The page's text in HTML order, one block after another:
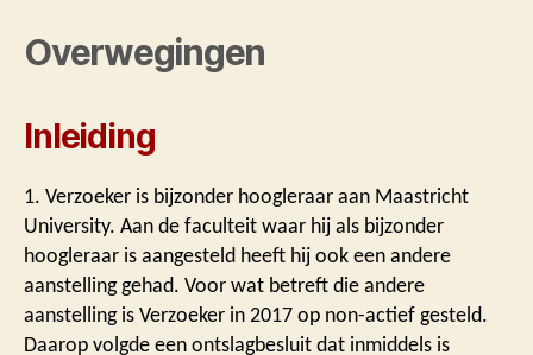
Overwegingen
Inleiding
1. Verzoeker is bijzonder hoogleraar aan Maastricht
University. Aan de faculteit waar hij als bijzonder
hoogleraar is aangesteld heeft hij ook een andere
aanstelling gehad. Voor wat betreft die andere
aanstelling is Verzoeker in 2017 op non-actief gesteld.
Daarop volgde een ontslagbesluit dat inmiddels is